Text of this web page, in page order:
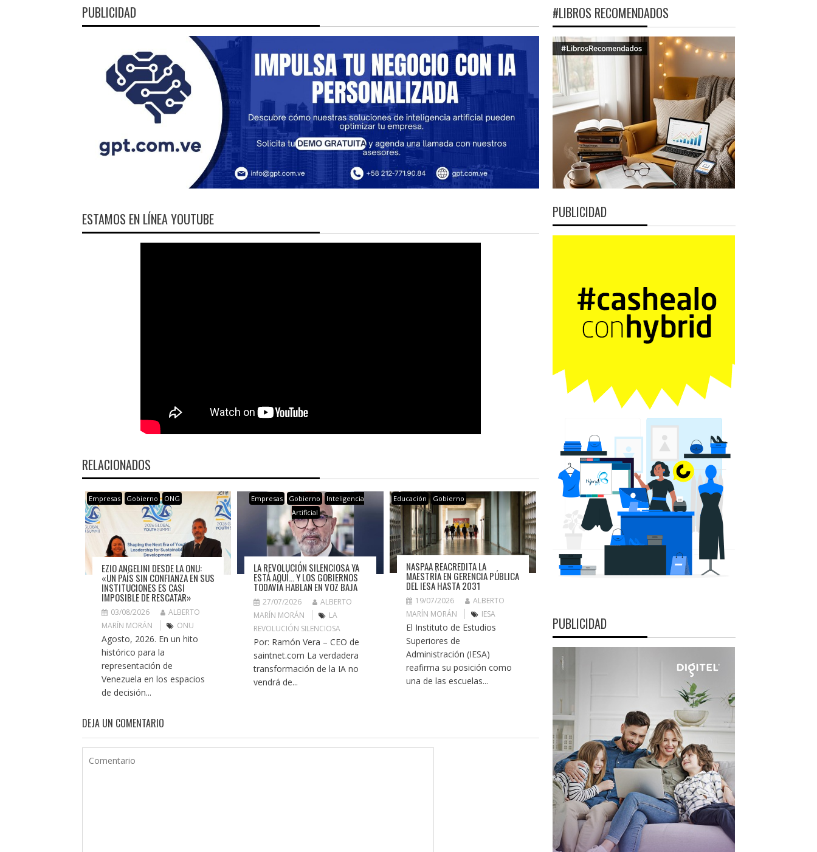
PUBLICIDAD
ESTAMOS EN LÍNEA YOUTUBE
RELACIONADOS
Empresas Gobierno ONG
EZIO ANGELINI DESDE LA ONU:
«UN PAÍS SIN CONFIANZA EN SUS
INSTITUCIONES ES CASI
IMPOSIBLE DE RESCATAR»
03/08/2026
ALBERTO
MARÍN MORÁN
ONU
Agosto, 2026. En un hito
histórico para la
representación de
Venezuela en los espacios
de decisión...
Empresas Gobierno
Inteligencia
Artificial
LA REVOLUCIÓN SILENCIOSA YA
ESTÁ AQUÍ… Y LOS GOBIERNOS
TODAVÍA HABLAN EN VOZ BAJA
27/07/2026
ALBERTO
MARÍN MORÁN
LA
REVOLUCIÓN SILENCIOSA
Por: Ramón Vera – CEO de
saintnet.com La verdadera
transformación de la IA no
vendrá de...
Educación Gobierno
NASPAA REACREDITA LA
MAESTRÍA EN GERENCIA PÚBLICA
DEL IESA HASTA 2031
19/07/2026
ALBERTO
MARÍN MORÁN
IESA
El Instituto de Estudios
Superiores de
Administración (IESA)
reafirma su posición como
una de las escuelas...
DEJA UN COMENTARIO
#LIBROS RECOMENDADOS
PUBLICIDAD
PUBLICIDAD